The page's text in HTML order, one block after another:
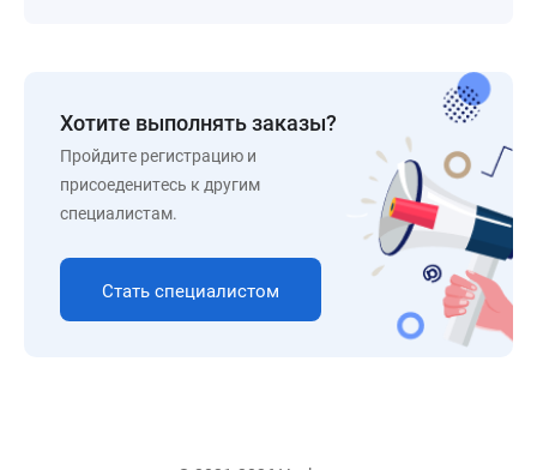
Хотите выполнять заказы?
Пройдите регистрацию и
присоеденитесь к другим
специалистам.
Стать специалистом